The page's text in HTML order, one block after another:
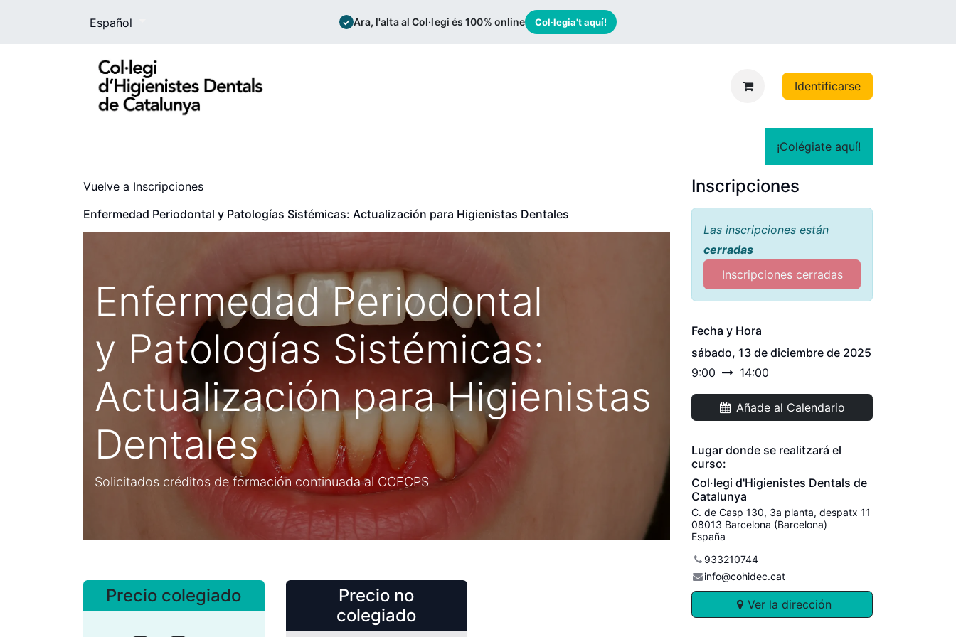
Español ✓ Ara, l'alta al Col·legi és 100% online Col·legia't aquí!
Identificarse
¡Colégiate aquí!
Vuelve a Inscripciones
Enfermedad Periodontal y Patologías Sistémicas: Actualización para Higienistas Dentales
Enfermedad Periodontal
y Patologías Sistémicas:
Actualización para Higienistas
Dentales
Solicitados créditos de formación continuada al CCFCPS
Precio colegiado
Precio no
colegiado
Inscripciones
Las inscripciones están
cerradas
Inscripciones cerradas
Fecha y Hora
sábado, 13 de diciembre de 2025
9:00
14:00
Añade al Calendario
Lugar donde se realitzará el
curso:
Col·legi d'Higienistes Dentals de
Catalunya
C. de Casp 130, 3a planta, despatx 11
08013 Barcelona (Barcelona)
España
933210744
info@cohidec.cat
Ver la dirección